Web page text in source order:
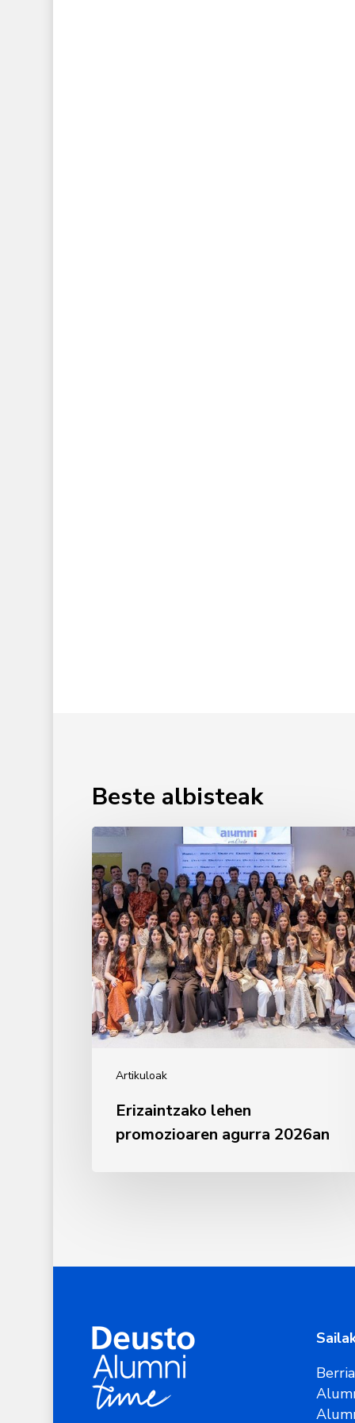
Beste albisteak
Artikuloak
Erizaintzako
lehen
promozioaren
agurra
2026an
Erizaintzako lehen
promozioaren agurra 2026an